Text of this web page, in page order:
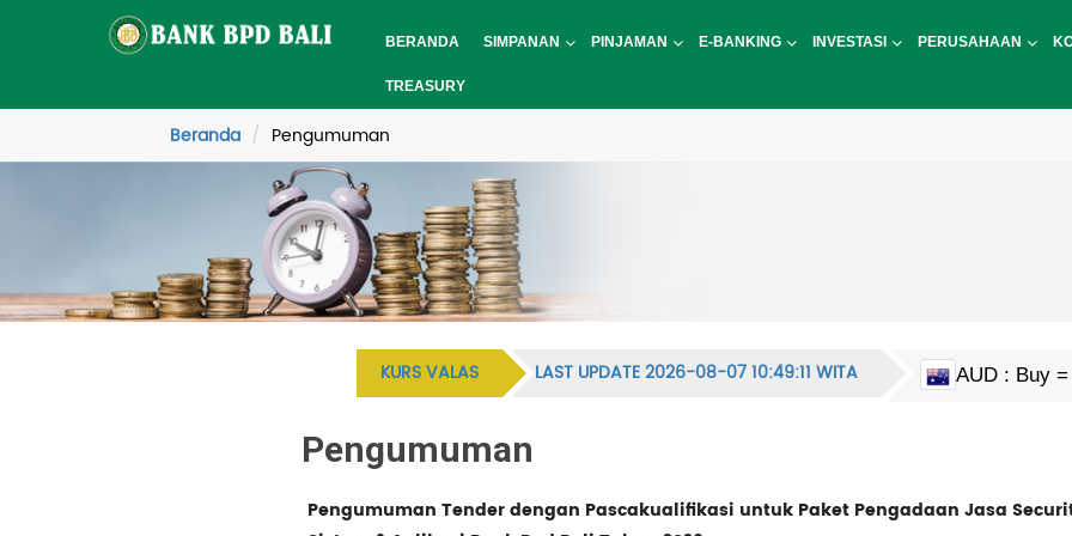
BERANDA SIMPANAN PINJAMAN E-BANKING INVESTASI PERUSAHAAN
TREASURY
Beranda Pengumuman
KURS VALAS LAST UPDATE 2026-08-07 10:49:11 WITA AUD : Buy
Pengumuman
Pengumuman Tender dengan Pascakualifikasi untuk Paket Pengadaan Jasa